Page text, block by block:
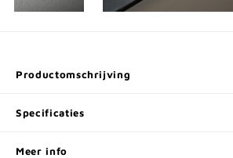
Productomschrijving
Specificaties
Meer info